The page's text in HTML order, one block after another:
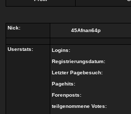
Nick: 45Afnan64p
Userstats:
Logins:
Registrierungsdatum:
Letzter Pagebesuch:
Pagehits:
Forenposts:
teilgenommene Votes: